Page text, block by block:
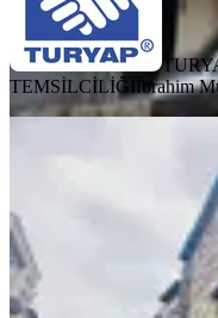
TEMSİLCİLİĞİ İbrahim
·
20.000 ₺